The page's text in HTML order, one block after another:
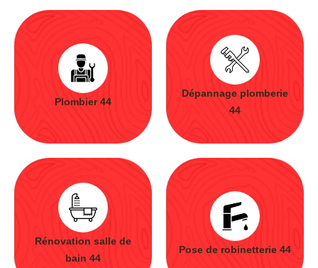
Plombier 44
Dépannage plomberie
44
Rénovation salle de
bain 44
Pose de robinetterie 44